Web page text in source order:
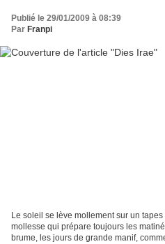
Publié le 29/01/2009 à 08:39
Par Franpi
Le soleil se lève mollement sur un
mollesse qui prépare toujours les
brume, les jours de grande manif,